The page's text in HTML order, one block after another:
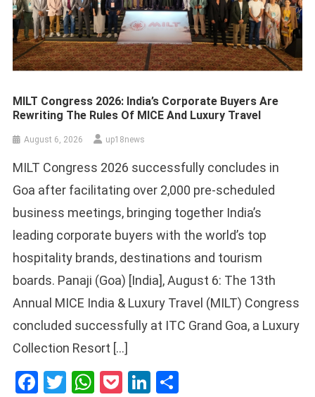
MILT Congress 2026: India’s Corporate Buyers Are
Rewriting The Rules Of MICE And Luxury Travel
August 6, 2026 up18news
MILT Congress 2026 successfully concludes in
Goa after facilitating over 2,000 pre-scheduled
business meetings, bringing together India’s
leading corporate buyers with the world’s top
hospitality brands, destinations and tourism
boards. Panaji (Goa) [India], August 6: The 13th
Annual MICE India & Luxury Travel (MILT) Congress
concluded successfully at ITC Grand Goa, a Luxury
Collection Resort […]
Facebook
Twitter
WhatsApp
PocketLinkedIn